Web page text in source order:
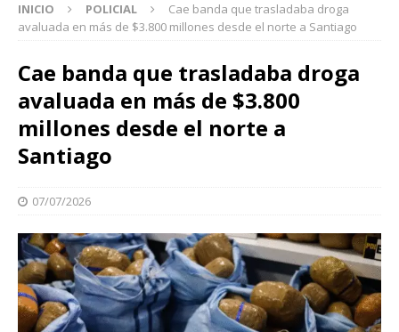
INICIO POLICIAL
Cae banda que trasladaba droga
avaluada en más de $3.800 millones desde el norte a Santiago
Cae banda que trasladaba droga
avaluada en más de $3.800
millones desde el norte a
Santiago
07/07/2026